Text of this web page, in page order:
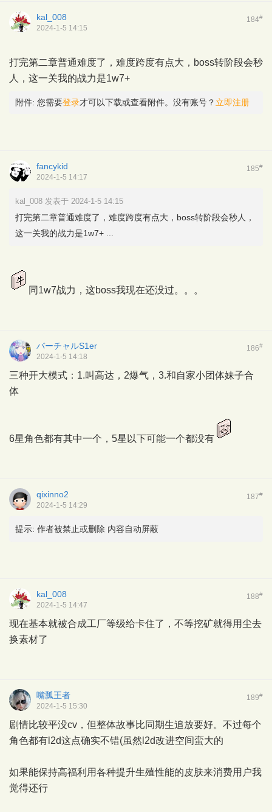
184#
kal_008
2024-1-5 14:15
打完第二章普通难度了，难度跨度有点大，boss转阶段会秒
人，这一关我的战力是1w7+
附件: 您需要登录才可以下载或查看附件。没有账号？ 立即注册
185#
fancykid
2024-1-5 14:17
kal_008 发表于 2024-1-5 14:15
打完第二章普通难度了，难度跨度有点大，boss转阶段会秒人，
这一关我的战力是1w7+ ...
同1w7战力，这boss我现在还没过。。。
186#
バーチャルS1er
2024-1-5 14:18
三种开大模式：1.叫高达，2爆气，3.和自家小团体妹子合
体
6星角色都有其中一个，5星以下可能一个都没有
187#
qixinno2
2024-1-5 14:29
提示: 作者被禁止或删除 内容自动屏蔽
188#
kal_008
2024-1-5 14:47
现在基本就被合成工厂等级给卡住了，不等挖矿就得用尘去
换素材了
189#
嘴瓢王者
2024-1-5 15:30
剧情比较平没cv，但整体故事比同期生追放要好。不过每个
角色都有l2d这点确实不错(虽然l2d改进空间蛮大的
如果能保持高福利用各种提升生殖性能的皮肤来消费用户我
觉得还行